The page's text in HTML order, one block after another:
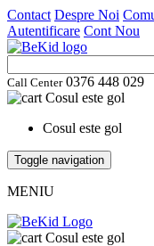
Contact Despre Noi
Autentificare Cont Nou
Call Center0376 448 029
Cosul este gol
Cosul este gol
Toggle navigation
MENIU
Cosul este gol